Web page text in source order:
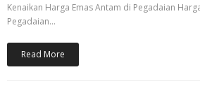
Kenaikan Harga Emas Antam di Pegadaian
Pegadaian…
Read More